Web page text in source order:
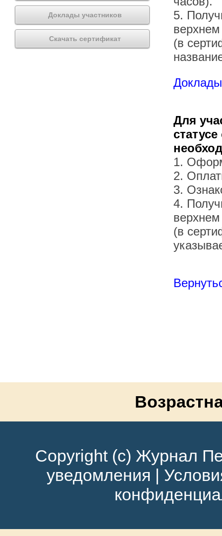
Доклады участников
Скачать сертификат
5.
(в
Для
1.
2.
3.
4.
(в
Copyright (c) Журнал
уведомления |